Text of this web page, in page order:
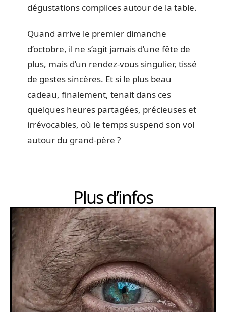
dégustations complices autour de la table.
Quand arrive le premier dimanche
d’octobre, il ne s’agit jamais d’une fête de
plus, mais d’un rendez-vous singulier, tissé
de gestes sincères. Et si le plus beau
cadeau, finalement, tenait dans ces
quelques heures partagées, précieuses et
irrévocables, où le temps suspend son vol
autour du grand-père ?
Plus d’infos